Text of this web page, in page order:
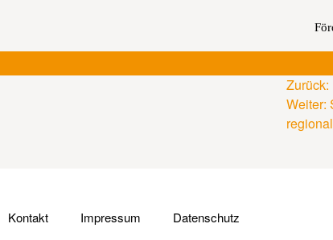
Zurück:
Weiter:
Kontakt Impressum Datenschutz